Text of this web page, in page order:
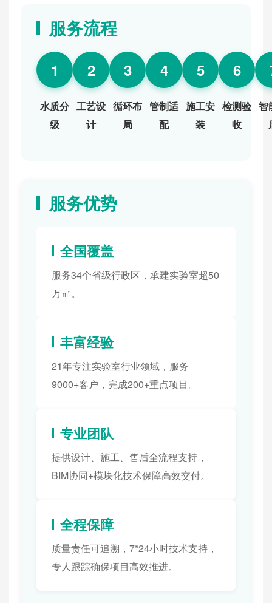
服务流程
1
水质分
级
2
工艺设
计
3
循环布
局
4
管制适
配
5
施工安
装
6
检测验
收
智
服务优势
全国覆盖
服务34个省级行政区，承建实验室超50
万㎡。
丰富经验
21年专注实验室行业领域，服务
9000+客户，完成200+重点项目。
专业团队
提供设计、施工、售后全流程支持，
BIM协同+模块化技术保障高效交付。
全程保障
质量责任可追溯，7*24小时技术支持，
专人跟踪确保项目高效推进。